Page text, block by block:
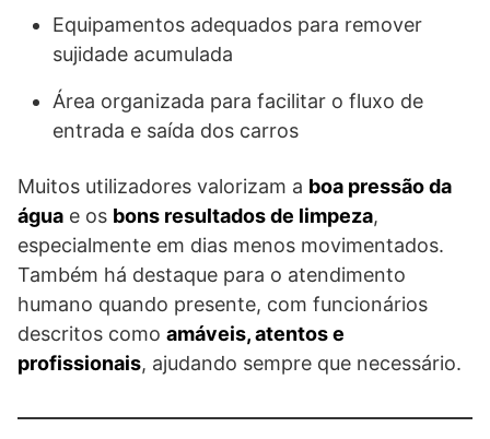
Equipamentos adequados para remover
sujidade acumulada
Área organizada para facilitar o fluxo de
entrada e saída dos carros
Muitos utilizadores valorizam a boa pressão da
água e os bons resultados de limpeza,
especialmente em dias menos movimentados.
Também há destaque para o atendimento
humano quando presente, com funcionários
descritos como amáveis, atentos e
profissionais, ajudando sempre que necessário.